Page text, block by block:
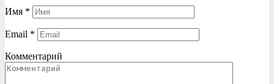
Имя *
Email *
Комментарий